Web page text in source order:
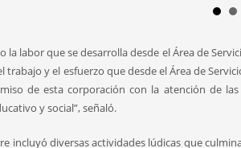
la labor que se desarrolla desde el Área de
trabajo y el esfuerzo que desde el Área de
de esta corporación con la atención de
y social”, señaló.
incluyó diversas actividades lúdicas que